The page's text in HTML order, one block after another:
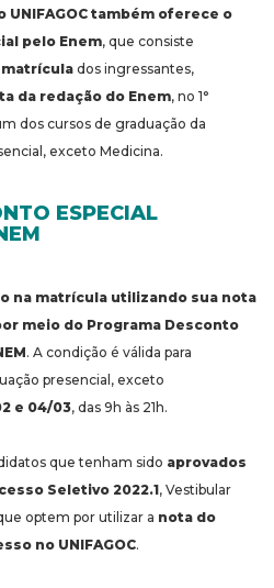
UNIFAGOC também oferece o
pelo Enem, que consiste
dos ingressantes,
da redação do Enem, no 1°
dos cursos de graduação da
exceto Medicina.
ESPECIAL
na matrícula utilizando sua nota
meio do Programa Desconto
. A condição é válida para
presencial, exceto
e 04/03, das 9h às 21h.
que tenham sido aprovados
Seletivo 2022.1, Vestibular
optem por utilizar a nota do
no UNIFAGOC.